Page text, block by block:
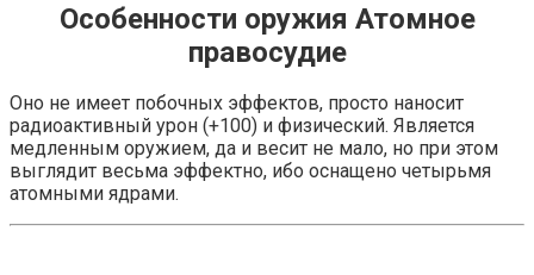
Особенности оружия Атомное
правосудие
Оно не имеет побочных эффектов, просто наносит
радиоактивный урон (+100) и физический. Является
медленным оружием, да и весит не мало, но при этом
выглядит весьма эффектно, ибо оснащено четырьмя
атомными ядрами.